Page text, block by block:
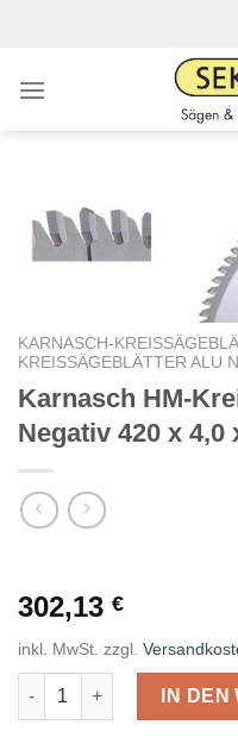
KARNASCH-
KREISSÄGEBLÄTTER ALU
Karnasch HM-
Negativ 420 x 4,0
302,13 €
inkl. MwSt. zzgl.
Karnasch HM-
IN